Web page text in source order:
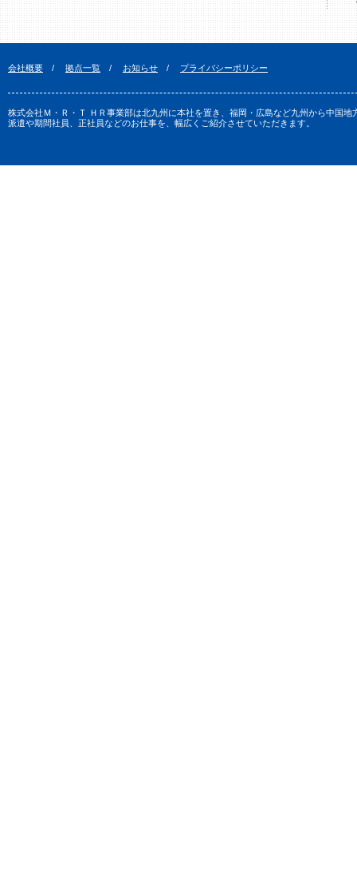
会社概要 / 拠点一覧 / お知らせ / プライバシーポリシー
株式会社Ｍ・Ｒ・Ｔ ＨＲ事業部は北九州に本社を置き、福岡・広島など九州から中国地
派遣や期間社員、正社員などのお仕事を、幅広くご紹介させていただきます。